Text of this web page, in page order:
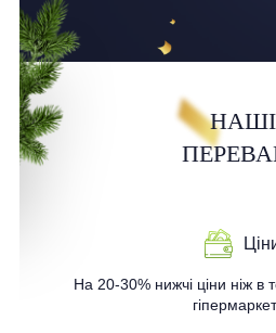
НАШІ
На 20-30% нижчі ціни ніж в